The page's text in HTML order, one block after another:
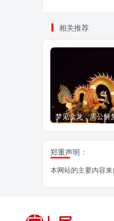
相关推荐
郑重声明：
本网站的主要内容